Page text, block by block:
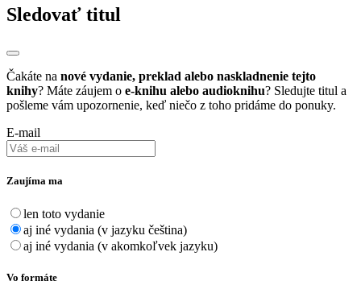
Sledovať titul
Čakáte na nové vydanie, preklad alebo naskladnenie tejto
knihy? Máte záujem o e-knihu alebo audioknihu? Sledujte titul a
pošleme vám upozornenie, keď niečo z toho pridáme do ponuky.
E-mail
Zaujíma ma
len toto vydanie
aj iné vydania (v jazyku čeština)
aj iné vydania (v akomkoľvek jazyku)
Vo formáte